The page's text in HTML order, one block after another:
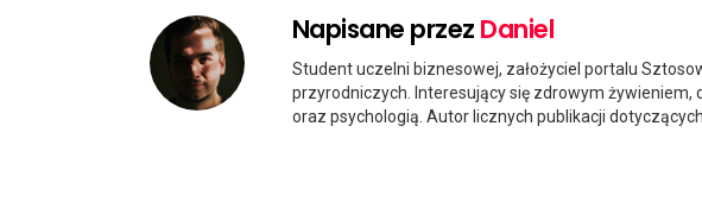
Napisane przez Daniel
Student uczelni biznesowej, założyciel portalu
przyrodniczych. Interesujący się zdrowym żywieniem,
oraz psychologią. Autor licznych publikacji